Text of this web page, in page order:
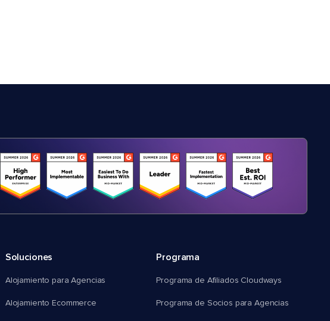
Soluciones
Alojamiento para Agencias
Alojamiento Ecommerce
Programa
Programa de Afiliados Cloudways
Programa de Socios para Agencias